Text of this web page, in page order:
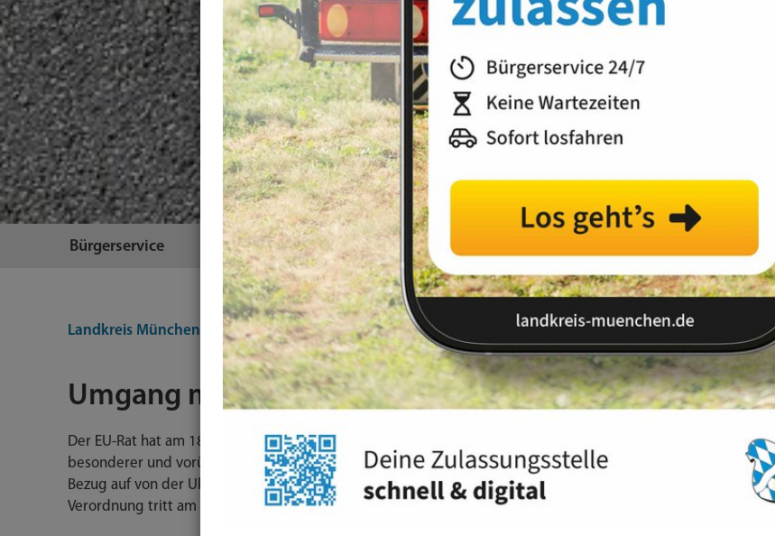
Bürgerservice Themen
Landkreis München Themen Mobilität Führerschein Ukrainische Führerscheine
Umgang mit ukrainischen Führerscheinen
Der EU-Rat hat am 18. Juli 2022 die Verordnung des Europäischen Parlaments und des Rates zur Festlegung
besonderer und vorübergehender Maßnahmen, in Anbetracht der Invasion der Ukraine durch Russland, in
Bezug auf von der Ukraine gemäß ihren Rechtsvorschriften ausgestellte Fahrerdokumente beschlossen. Die
Verordnung tritt am 27.07.2022 in Kraft.